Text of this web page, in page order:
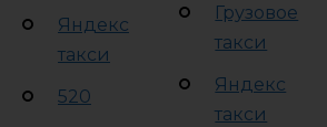
Яндекс
такси
520
Грузовое
такси
Яндекс
такси